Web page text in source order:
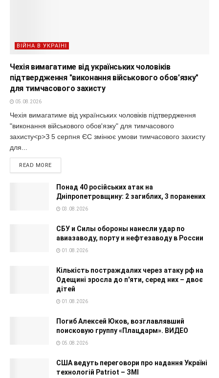
ВІЙНА В УКРАЇНІ
Чехія вимагатиме від українських чоловіків
підтвердження "виконання військового обов'язку"
для тимчасового захисту
05.08.2026
Чехія вимагатиме від українських чоловіків підтвердження
"виконання військового обов'язку" для тимчасового
захисту<p>З 5 серпня ЄС змінює умови тимчасового захисту
для...
READ MORE
Понад 40 російських атак на
Дніпропетровщину: 2 загиблих, 3 поранених
03.08.2026
СБУ и Силы обороны нанесли удар по
авиазаводу, порту и нефтезаводу в России
01.08.2026
Кількість постраждалих через атаку рф на
Одещині зросла до п'яти, серед них – двоє
дітей
01.08.2026
Погиб Алексей Юков, возглавлявший
поисковую группу «Плацдарм». ВИДЕО
05.08.2026
США ведуть переговори про надання Україні
технологій Patriot – ЗМІ